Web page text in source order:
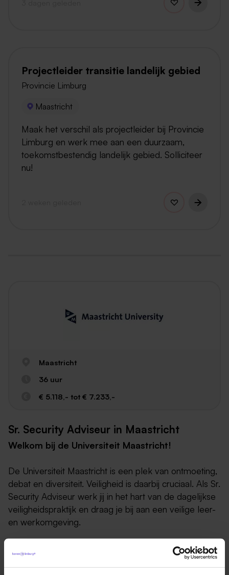
Projectleider transitie landelijk gebied
Provincie Limburg
Maastricht
Maak het verschil als projectleider bij Provincie
Limburg en werk mee aan een duurzaam,
toekomstbestendig landelijk gebied. Solliciteer
nu!
Maastricht
36 uur
€ 5.118,- tot € 7.233,-
Sr. Security Adviseur in Maastricht
Welkom bij de Universiteit Maastricht!
De Universiteit Maastricht is een plek van ontmoeting,
debat en diversiteit. Veiligheid is daarbij cruciaal. Als Sr.
Security Adviseur werk jij in het hart van de dagelijkse
veiligheidspraktijk en draag je bij aan een veilige leer-
en werkomgeving.
: Het team Integraal Risicomanagement en